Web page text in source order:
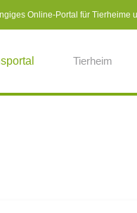
Online-Portal für
Tierheim